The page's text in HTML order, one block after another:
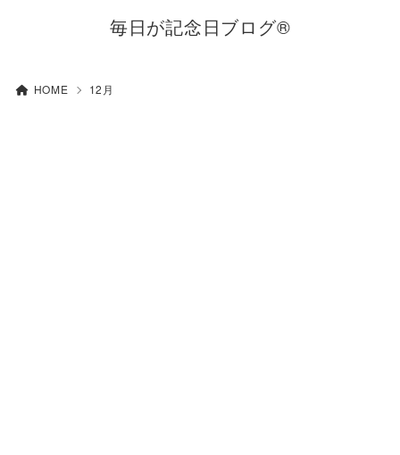
毎日が記念日ブログ®
HOME 12月